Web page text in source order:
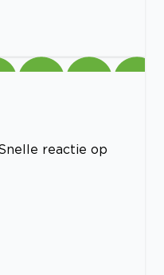
reactie op